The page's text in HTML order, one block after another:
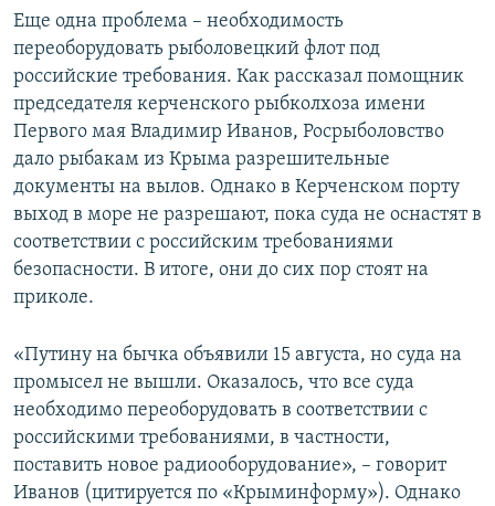
Еще одна проблема – необходимость
переоборудовать рыболовецкий флот под
российские требования. Как рассказал помощник
председателя керченского рыбколхоза имени
Первого мая Владимир Иванов, Росрыболовство
дало рыбакам из Крыма разрешительные
документы на вылов. Однако в Керченском порту
выход в море не разрешают, пока суда не оснастят в
соответствии с российским требованиями
безопасности. В итоге, они до сих пор стоят на
приколе.
«Путину на бычка объявили 15 августа, но суда на
промысел не вышли. Оказалось, что все суда
необходимо переоборудовать в соответствии с
российскими требованиями, в частности,
поставить новое радиооборудование», – говорит
Иванов (цитируется по «Крыминформу»). Однако